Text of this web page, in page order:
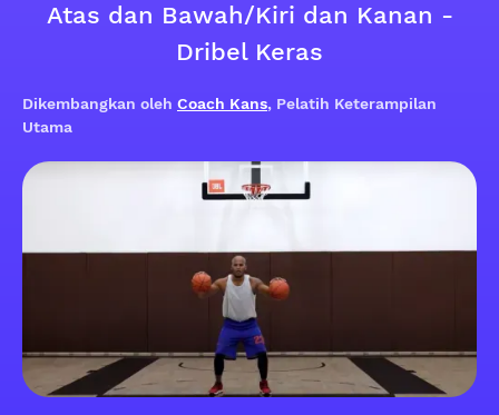
Atas dan Bawah/Kiri dan Kanan -
Dribel Keras
Dikembangkan oleh Coach Kans, Pelatih Keterampilan
Utama